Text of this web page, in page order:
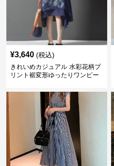
¥3,640 (税込)
きれいめカジュアル 水彩花柄プ
リント裾変形ゆったりワンピー